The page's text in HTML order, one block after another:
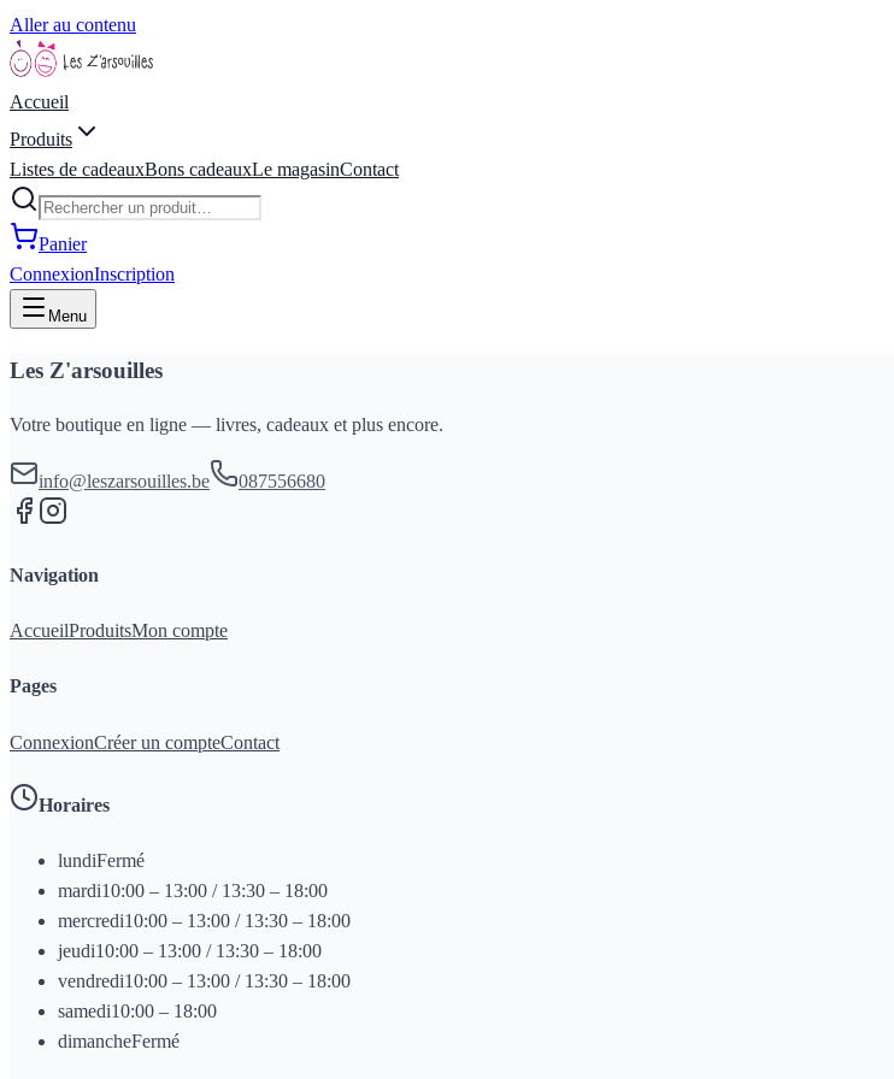
Aller au contenu
Accueil
Produits
Listes de cadeauxBons cadeauxLe magasinContact
Panier
ConnexionInscription
Menu
Les Z'arsouilles
Votre boutique en ligne — livres, cadeaux et plus encore.
info@leszarsouilles.be 087556680
Navigation
AccueilProduitsMon compte
Pages
ConnexionCréer un compteContact
Horaires
lundiFermé
mardi10:00 – 13:00 / 13:30 – 18:00
mercredi10:00 – 13:00 / 13:30 – 18:00
jeudi10:00 – 13:00 / 13:30 – 18:00
vendredi10:00 – 13:00 / 13:30 – 18:00
samedi10:00 – 18:00
dimancheFermé